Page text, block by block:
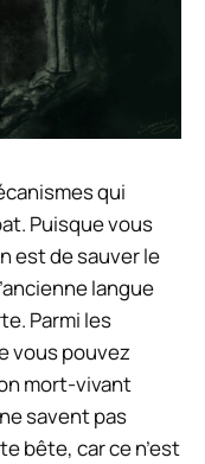
qui
Puisque vous
est de sauver le
langue
Parmi les
vous pouvez
mort-vivant
savent pas
bête, car ce n’est